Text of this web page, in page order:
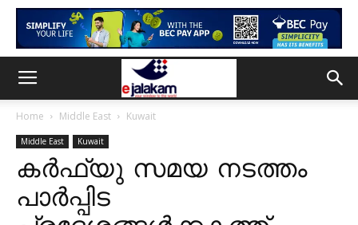
Home Middle East Kuwait
Middle East Kuwait
കർഫ്യു സമയ നടത്തം
പാർപ്പിട